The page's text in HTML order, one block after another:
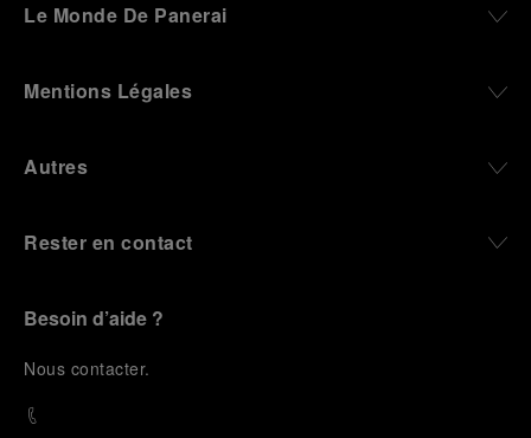
Le Monde De Panerai
Mentions Légales
Autres
Rester en contact
Besoin d’aide ?
Nous contacter.